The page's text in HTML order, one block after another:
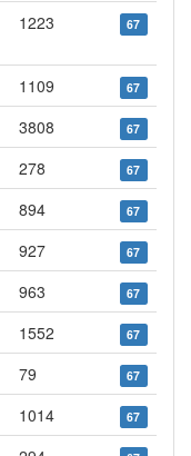
1223 67
1109 67
3808 67
278 67
894 67
927 67
963 67
1552 67
79 67
1014 67